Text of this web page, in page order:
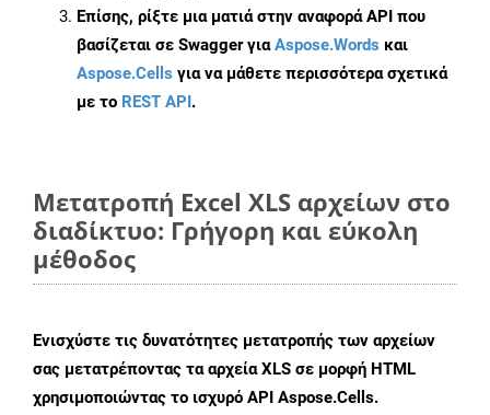
Επίσης, ρίξτε μια ματιά στην αναφορά API που
βασίζεται σε Swagger γιαAspose.Words και
Aspose.Cells για να μάθετε περισσότερα σχετικά
με το REST API.
Μετατροπή Excel XLS αρχείων στο
διαδίκτυο: Γρήγορη και εύκολη
μέθοδος
Ενισχύστε τις δυνατότητες μετατροπής των αρχείων
σας μετατρέποντας τα αρχεία XLS σε μορφή HTML
χρησιμοποιώντας το ισχυρό API Aspose.Cells.